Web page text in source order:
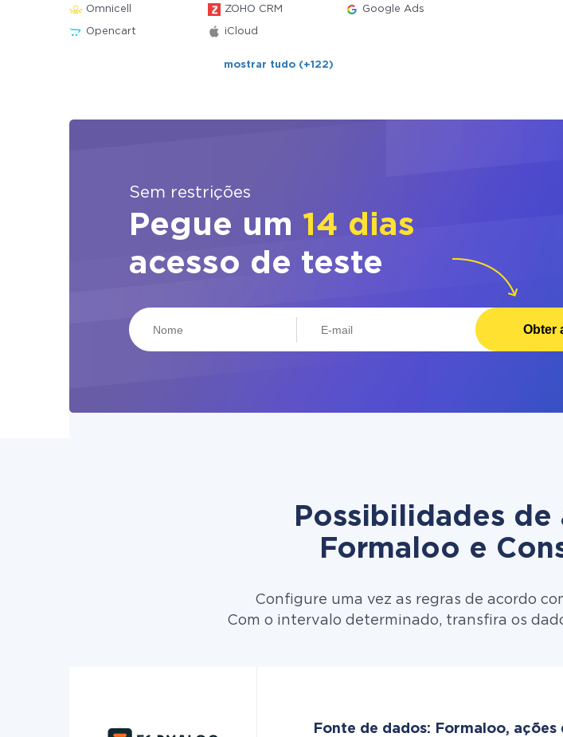
Omnicell ZOHO CRM Google Ads
Opencart iCloud
mostrar tudo (+122)
Sem restrições
Pegue um 14 dias
acesso de teste
Obter
Possibilidades
Formaloo e
Configure uma vez as regras de acordo
Com o intervalo determinado, transfira os
Fonte de dados: Formaloo, ações